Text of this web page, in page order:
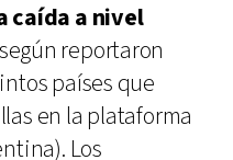
caída a nivel
reportaron
países que
en la plataforma
Los